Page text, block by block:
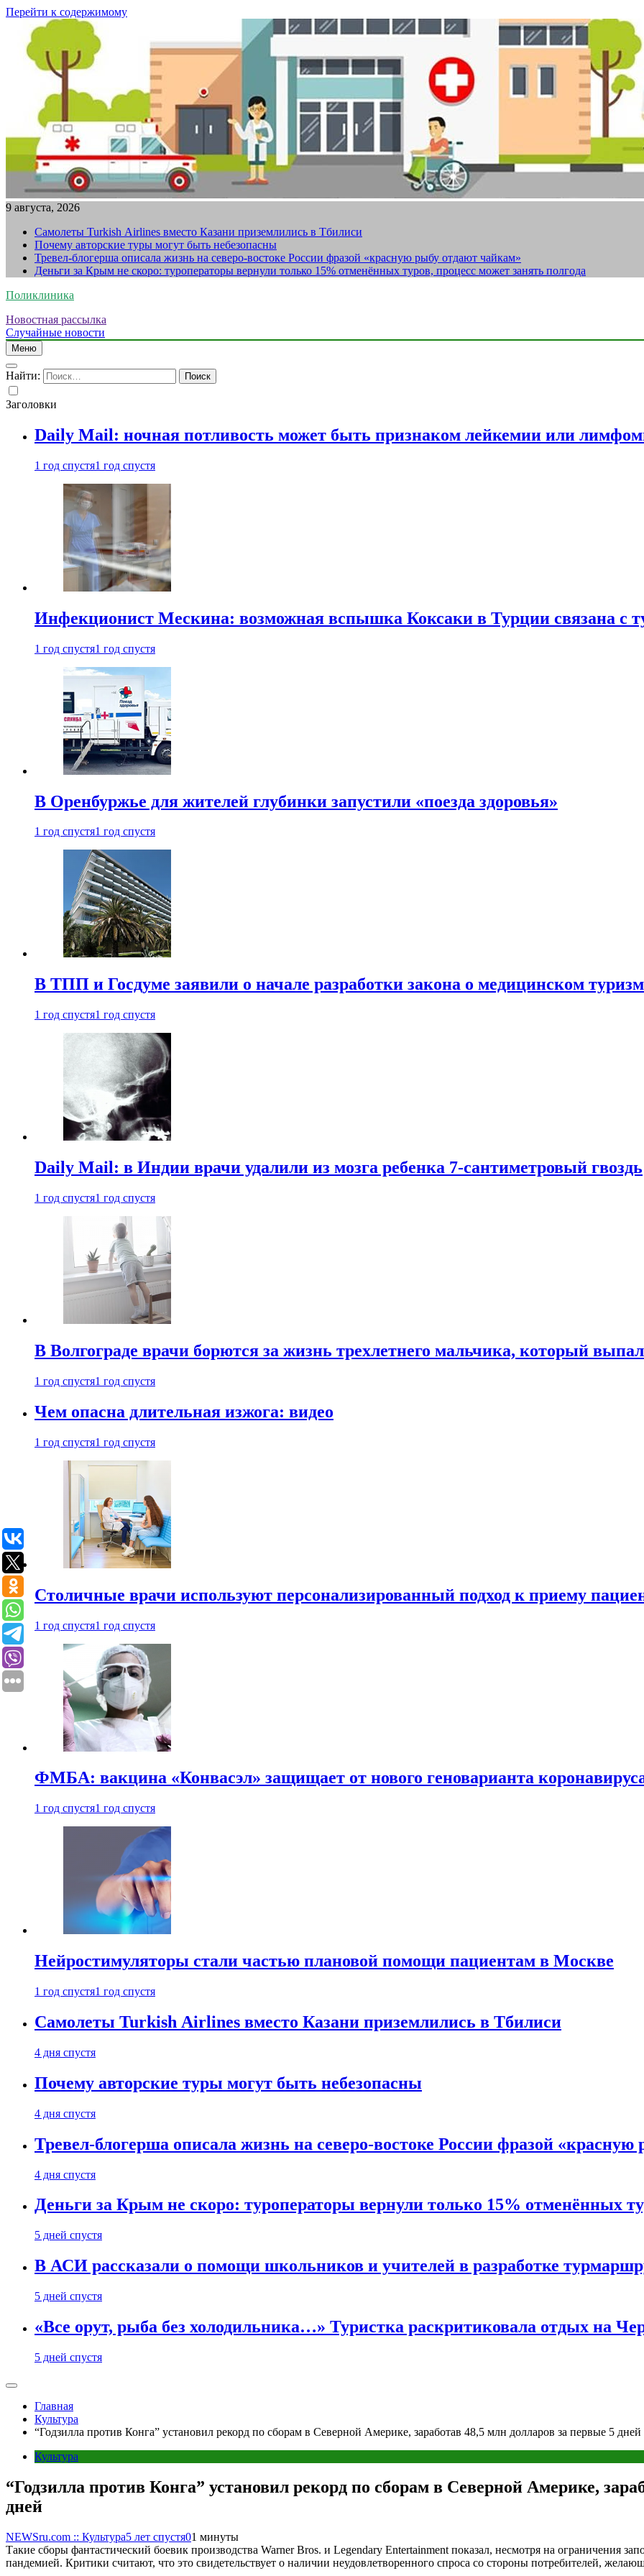
Перейти к содержимому
9 августа, 2026
Самолеты Turkish Airlines вместо Казани приземлились в Тбилиси
Почему авторские туры могут быть небезопасны
Тревел-блогерша описала жизнь на северо-востоке России фразой «красную рыбу отдают чайкам»
Деньги за Крым не скоро: туроператоры вернули только 15% отменённых туров, процесс может занять полгода
Поликлиника
Новостная рассылка
Случайные новости
Меню
Найти:
Заголовки
Daily Mail: ночная потливость может быть признаком лейкемии или
1 год спустя1 год спустя
Инфекционист Мескина: возможная вспышка Коксаки в Турции связана с
1 год спустя1 год спустя
В Оренбуржье для жителей глубинки запустили «поезда здоровья»
1 год спустя1 год спустя
В ТПП и Госдуме заявили о начале разработки закона о медицинском
1 год спустя1 год спустя
Daily Mail: в Индии врачи удалили из мозга ребенка 7-сантиметровый гвоздь
1 год спустя1 год спустя
В Волгограде врачи борются за жизнь трехлетнего мальчика, который
1 год спустя1 год спустя
Чем опасна длительная изжога: видео
1 год спустя1 год спустя
Столичные врачи используют персонализированный подход к приему
1 год спустя1 год спустя
ФМБА: вакцина «Конвасэл» защищает от нового геноварианта
1 год спустя1 год спустя
Нейростимуляторы стали частью плановой помощи пациентам в Москве
1 год спустя1 год спустя
Самолеты Turkish Airlines вместо Казани приземлились в Тбилиси
4 дня спустя
Почему авторские туры могут быть небезопасны
4 дня спустя
Тревел-блогерша описала жизнь на северо-востоке России фразой
4 дня спустя
Деньги за Крым не скоро: туроператоры вернули только 15% отменённых
5 дней спустя
В АСИ рассказали о помощи школьников и учителей в разработке
5 дней спустя
«Все орут, рыба без холодильника…» Туристка раскритиковала отдых на
5 дней спустя
Главная
Культура
“Годзилла против Конга” установил рекорд по сборам в Северной Америке, заработав 48,5 млн долларов за первые 5 дней
Культура
“Годзилла против Конга” установил рекорд по сборам в Северной Америке,
дней
NEWSru.com :: Культура5 лет спустя01 минуты
Такие сборы фантастический боевик производства Warner Bros. и Legendary Entertainment показал, несмотря на ограничения
пандемией. Критики считают, что это свидетельствует о наличии неудовлетворенного спроса со стороны потребителей,